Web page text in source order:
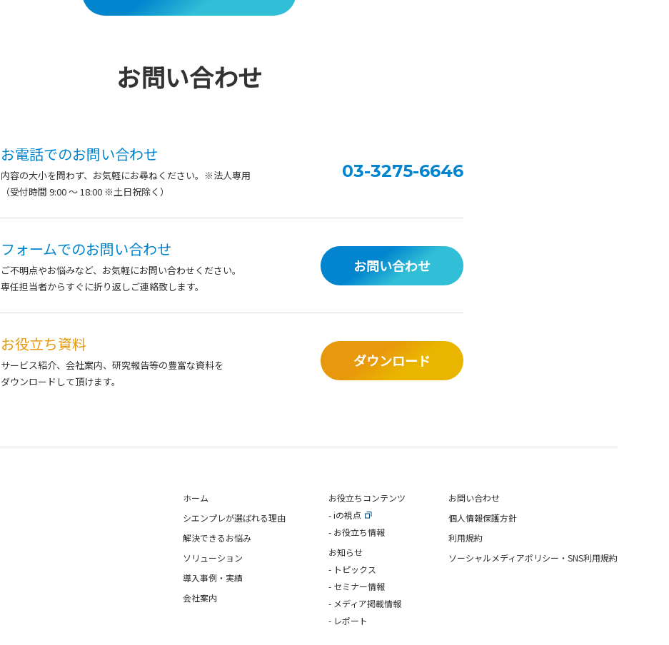
お問い合わせ
お電話でのお問い合わせ
内容の大小を問わず、 お気軽にお尋ねください。※法人専用
（受付時間 9:00 ～ 18:00 ※土日祝除く）
03-3275-6646
フォームでのお問い合わせ
ご不明点やお悩みなど、お気軽にお問い合わせください。
専任担当者からすぐに折り返しご連絡致します。
お問い合わせ
お役立ち資料
サービス紹介、会社案内、研究報告等の豊富な資料を
ダウンロードして頂けます。
ダウンロード
ホーム
シエンプレが選ばれる理由
解決できるお悩み
ソリューション
導入事例・実績
会社案内
お役立ちコンテンツ
iの視点
お役立ち情報
お知らせ
トピックス
セミナー情報
メディア掲載情報
レポート
お問い合わせ
個人情報保護方針
利用規約
ソーシャルメディアポリシー・SNS利用規約